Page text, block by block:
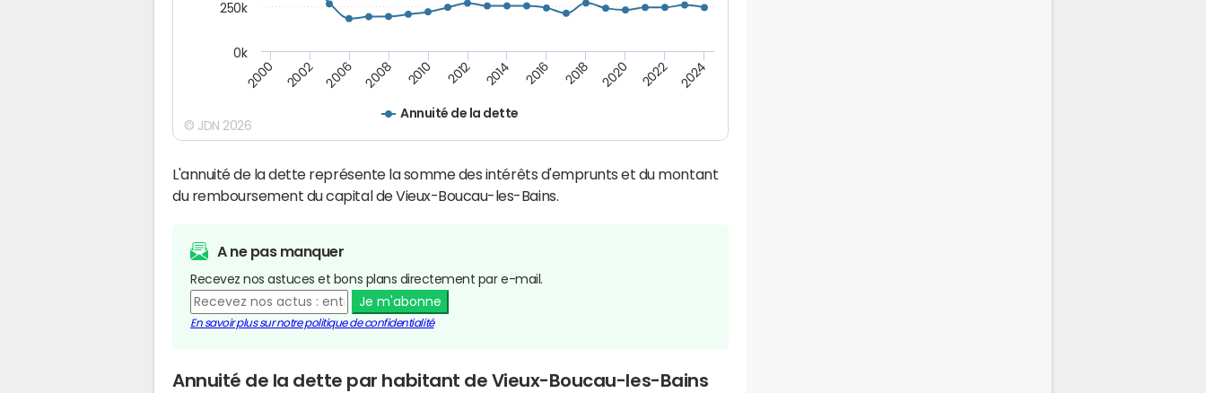
Annuité de la dette
2000 2002 2006 2008 2010 2012 2014 2016 2018 2020 2022 2024
0k
250k
© JDN 2026
L'annuité de la dette représente la somme des intérêts d'emprunts et du montant
du remboursement du capital de Vieux-Boucau-les-Bains.
A ne pas manquer
Recevez nos astuces et bons plans directement par e-mail.
Je m'abonne
En savoir plus sur notre politique de confidentialité
Annuité de la dette par habitant de Vieux-Boucau-les-Bains